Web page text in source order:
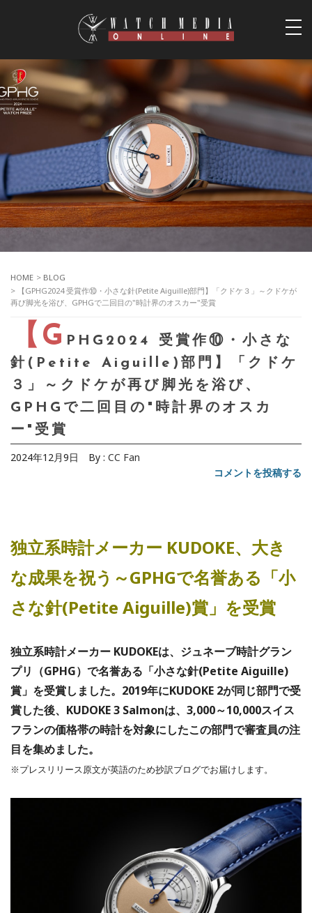
HOME > BLOG
> 【GPHG2024 受賞作⑩・小さな針(Petite Aiguille)部門】「クドケ３」～クドケが
再び脚光を浴び、GPHGで二回目の"時計界のオスカー"受賞
【G PHG2024 受賞作⑩・小さな
針(Petite Aiguille)部門】「クドケ
３」～クドケが再び脚光を浴び、
GPHGで二回目の"時計界のオスカ
ー"受賞
2024年12月9日 By : CC Fan
コメントを投稿する
独立系時計メーカー KUDOKE、大き
な成果を祝う～GPHGで名誉ある「小
さな針(Petite Aiguille)賞」を受賞
独立系時計メーカー KUDOKEは、ジュネーブ時計グラン
プリ（GPHG）で名誉ある「小さな針(Petite Aiguille)
賞」を受賞しました。2019年にKUDOKE 2が同じ部門で受
賞した後、KUDOKE 3 Salmonは、3,000～10,000スイス
フランの価格帯の時計を対象にしたこの部門で審査員の注
目を集めました。
※プレスリリース原文が英語のため抄訳ブログでお届けします。